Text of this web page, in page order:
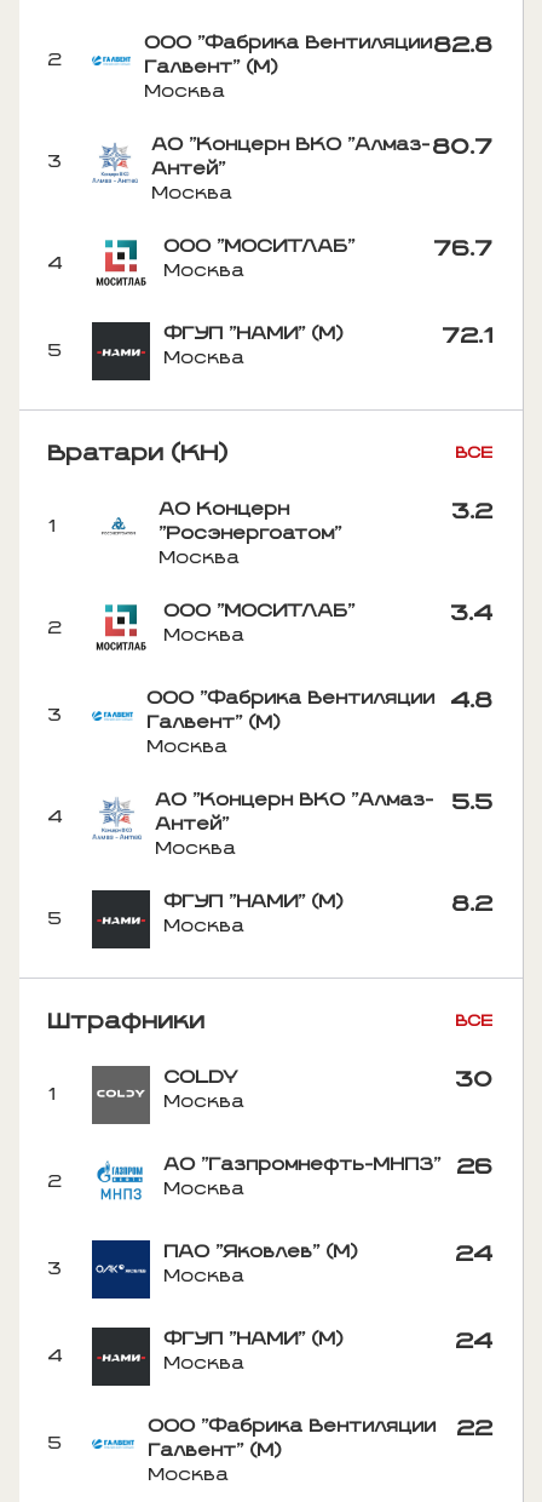
2
ООО "Фабрика Вентиляции
Галвент" (М)
Москва
82.8
3
АО "Концерн ВКО "Алмаз-
Антей"
Москва
80.7
4
ООО "МОСИТЛАБ"
Москва
76.7
5
ФГУП "НАМИ" (М)
Москва
72.1
Вратари (КН) ВСЕ
1
АО Концерн
"Росэнергоатом"
Москва
3.2
2
ООО "МОСИТЛАБ"
Москва
3.4
3
ООО "Фабрика Вентиляции
Галвент" (М)
Москва
4.8
4
АО "Концерн ВКО "Алмаз-
Антей"
Москва
5.5
5
ФГУП "НАМИ" (М)
Москва
8.2
Штрафники ВСЕ
1
COLDY
Москва
30
2
АО "Газпромнефть-МНПЗ"
Москва
26
3
ПАО "Яковлев" (М)
Москва
24
4
ФГУП "НАМИ" (М)
Москва
24
5
ООО "Фабрика Вентиляции
Галвент" (М)
Москва
22